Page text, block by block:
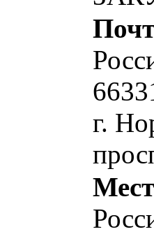
г.